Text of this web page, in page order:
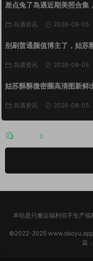
差点兔了岛遇近期美照合集
岛遇资讯 2026-08-05
别刷普通颜值博主了，姑苏
岛遇资讯 2026-08-05
姑苏酥酥微密圈高清图新鲜
岛遇资讯 2026-08-05
0
本站是只搬运福利但不生产
©2022-2025 www.daoyu.app
益